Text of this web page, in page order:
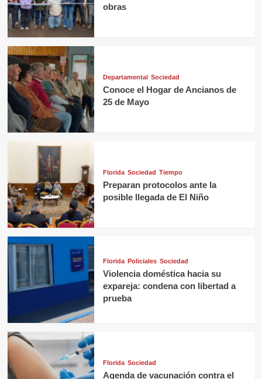
obras
Departamental Sociedad
Conoce el Hogar de Ancianos de
25 de Mayo
Florida Sociedad Tiempo
Preparan protocolos ante la
posible llegada de El Niño
Florida Policiales Sociedad
Violencia doméstica hacia su
expareja: condena con libertad a
prueba
Florida Sociedad
Agenda de vacunación contra el